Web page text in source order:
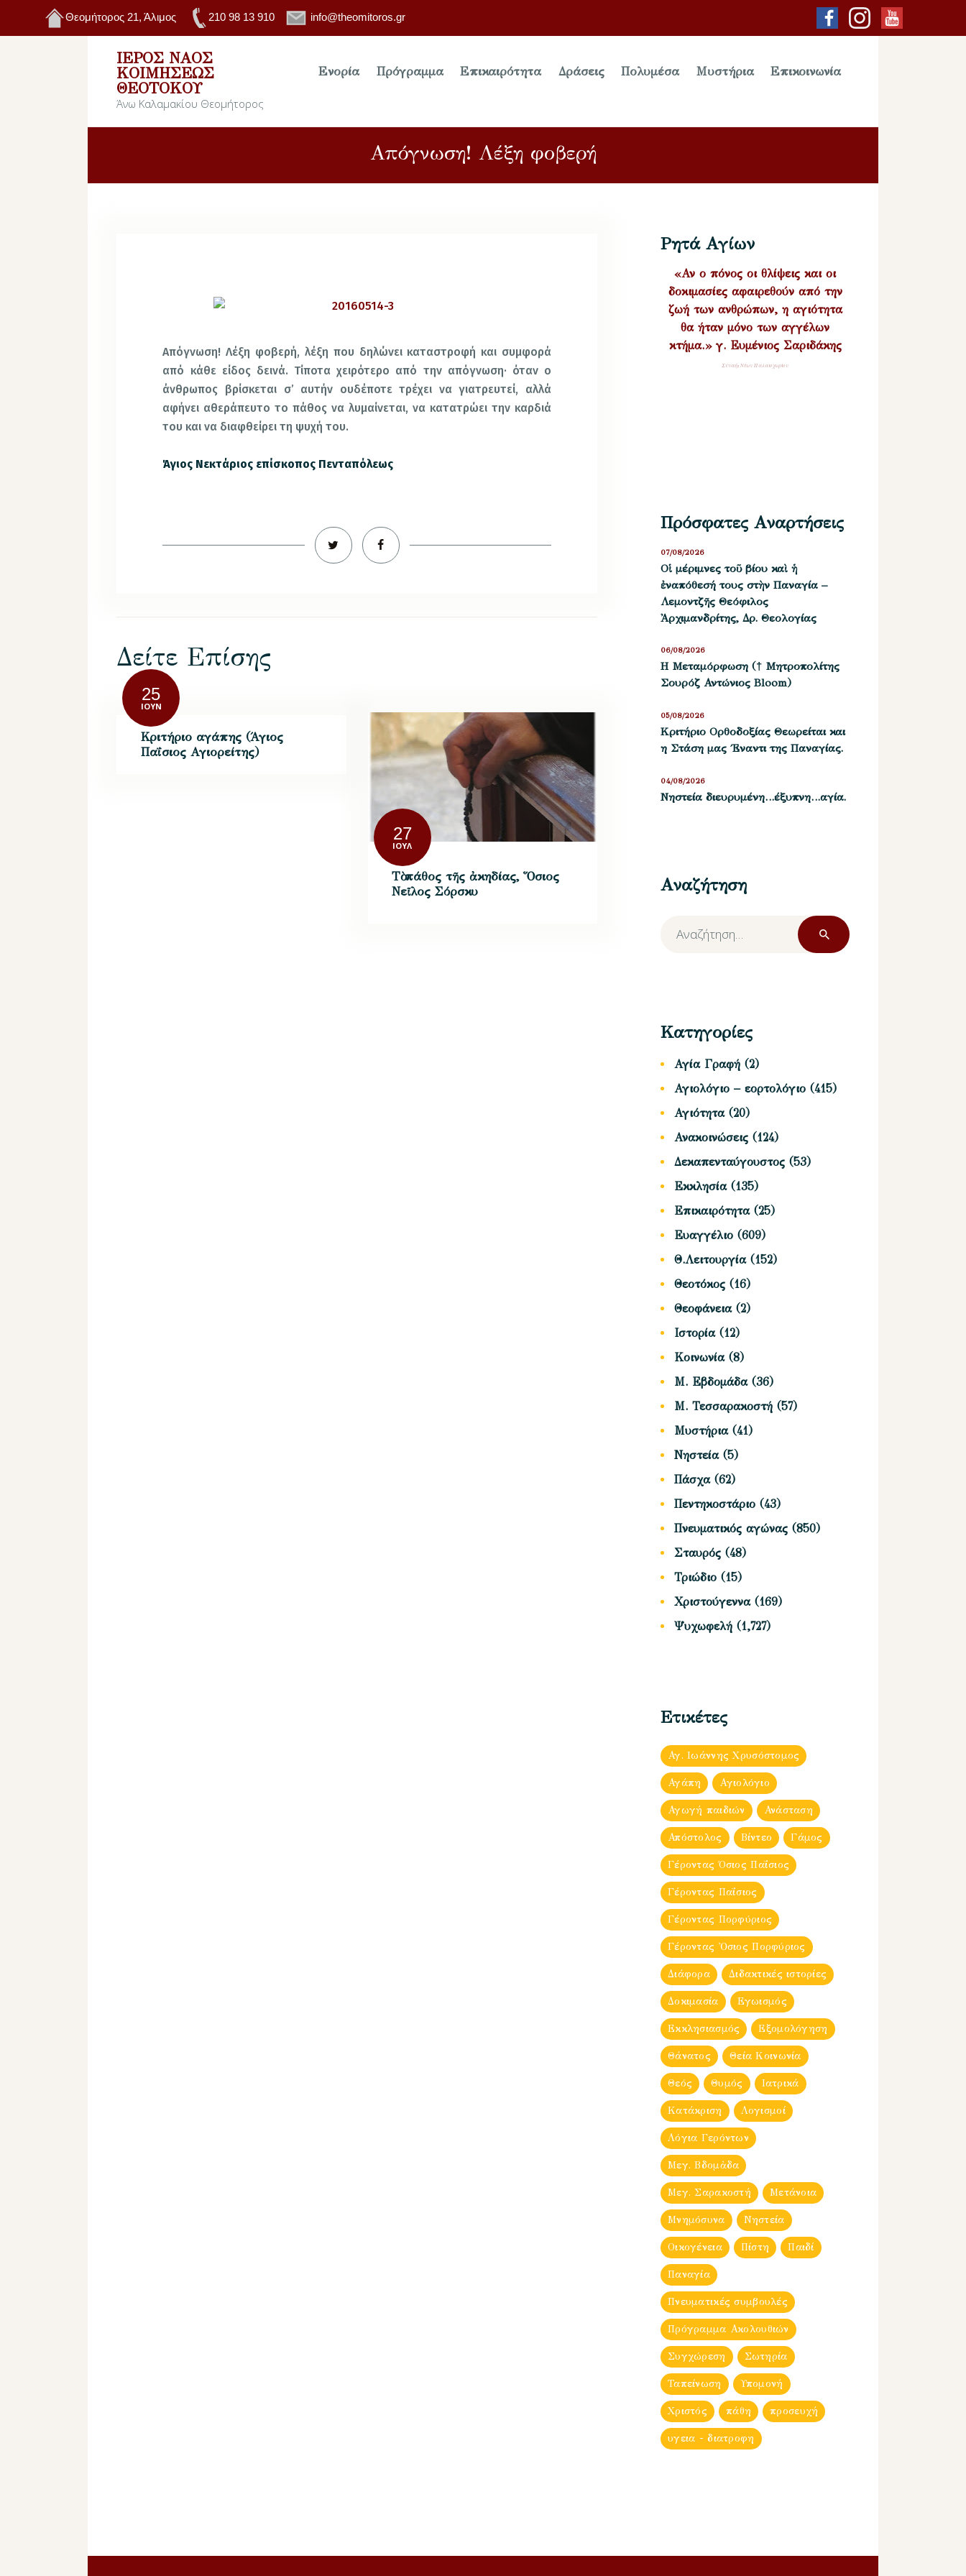
Θεομήτορος 21, Άλιμος 210 98 13 910 info@theomitoros.gr
ΙΕΡΌΣ ΝΑΌΣ
ΚΟΙΜΉΣΕΩΣ
ΘΕΟΤΌΚΟΥ
Άνω Καλαμακίου Θεομήτορος
Ενορία Πρόγραμμα Επικαιρότητα Δράσεις Πολυμέσα Μυστήρια Επικοινωνία
Απόγνωση! Λέξη φοβερή
Απόγνωση! Λέξη φοβερή, λέξη που δηλώνει καταστροφή και συμφορά
από κάθε είδος δεινά. Τίποτα χειρότερο από την απόγνωση· όταν ο
άνθρωπος βρίσκεται σ’ αυτήν ουδέποτε τρέχει να γιατρευτεί, αλλά
αφήνει αθεράπευτο το πάθος να λυμαίνεται, να κατατρώει την καρδιά
του και να διαφθείρει τη ψυχή του.
Άγιος Νεκτάριος επίσκοπος Πενταπόλεως
Δείτε Επίσης
25
ΙΟΎΝ
Κριτήριο αγάπης (Άγιος
Παΐσιος Αγιορείτης)
27
ΙΟΎΛ
Τὸ πάθος τῆς ἀκηδίας, Ὅσιος
Νεῖλος Σόρσκυ
Ρητά Αγίων
«Αν ο πόνος οι θλίψεις και οι
δοκιμασίες αφαιρεθούν από την
ζωή των ανθρώπων, η αγιότητα
θα ήταν μόνο των αγγέλων
κτήμα.» γ. Ευμένιος Σαριδάκης
Σύναξη Νέων Παλαιοχωρίου
Πρόσφατες Αναρτήσεις
Οἱ μέριμνες τοῦ βίου καὶ ἡ
ἐναπόθεσή τους στὴν Παναγία –
Λεμοντζῆς Θεόφιλος
Ἀρχιμανδρίτης, Δρ. Θεολογίας
07/08/2026
Η Μεταμόρφωση († Μητροπολίτης
Σουρόζ Αντώνιος Bloom)
06/08/2026
Kριτήριο Oρθοδοξίας Θεωρείται και
η Στάση μας ΄Εναντι της Παναγίας.
05/08/2026
Νηστεία διευρυμένη…έξυπνη…αγία.
04/08/2026
Αναζήτηση
Αναζήτηση
για:
Κατηγορίες
Αγία Γραφή (2)
Αγιολόγιο – εορτολόγιο (415)
Αγιότητα(20)
Ανακοινώσεις (124)
Δεκαπενταύγουστος (53)
Εκκλησία(135)
Επικαιρότητα(25)
Ευαγγέλιο (609)
Θ.Λειτουργία(152)
Θεοτόκος (16)
Θεοφάνεια(2)
Ιστορία(12)
Κοινωνία(8)
Μ. Εβδομάδα(36)
Μ. Τεσσαρακοστή (57)
Μυστήρια(41)
Νηστεία(5)
Πάσχα(62)
Πεντηκοστάριο (43)
Πνευματικός αγώνας (850)
Σταυρός (48)
Τριώδιο (15)
Χριστούγεννα(169)
Ψυχωφελή (1,727)
Ετικέτες
Αγ. Ιωάννης Χρυσόστομος
Αγάπη Αγιολόγιο
Αγωγή παιδιών Ανάσταση
Απόστολος Βίντεο Γάμος
Γέροντας Όσιος Παΐσιος
Γέροντας Παΐσιος
Γέροντας Πορφύριος
Γέροντας Ὀσιος Πορφύριος
Διάφορα Διδακτικές ιστορίες
Δοκιμασία Εγωισμός
Εκκλησιασμός Εξομολόγηση
Θάνατος Θεία Κοινωνία
Θεός Θυμός Ιατρικά
Κατάκριση Λογισμοί
Λόγια Γερόντων
Μεγ. Βδομἀδα
Μεγ. Σαρακοστή Μετάνοια
Μνημόσυνα Νηστεία
Οικογένεια Πίστη Παιδί
Παναγία
Πνευματικές συμβουλές
Πρόγραμμα Ακολουθιών
Συγχώρεση Σωτηρία
Ταπείνωση Υπομονή
Χριστός πάθη προσευχή
υγεια - διατροφη